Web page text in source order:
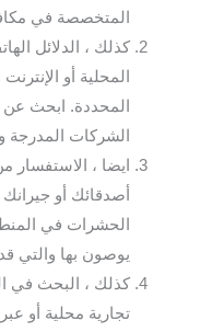
المتخصصة في
كذلك ، الدلائل
المحلية أو
المحددة. ابحث
الشركات المدرجة
ايضا ، الاستفسار
أصدقائك أو
الحشرات في
يوصون بها والتي
كذلك ، البحث في
تجارية محلية أو